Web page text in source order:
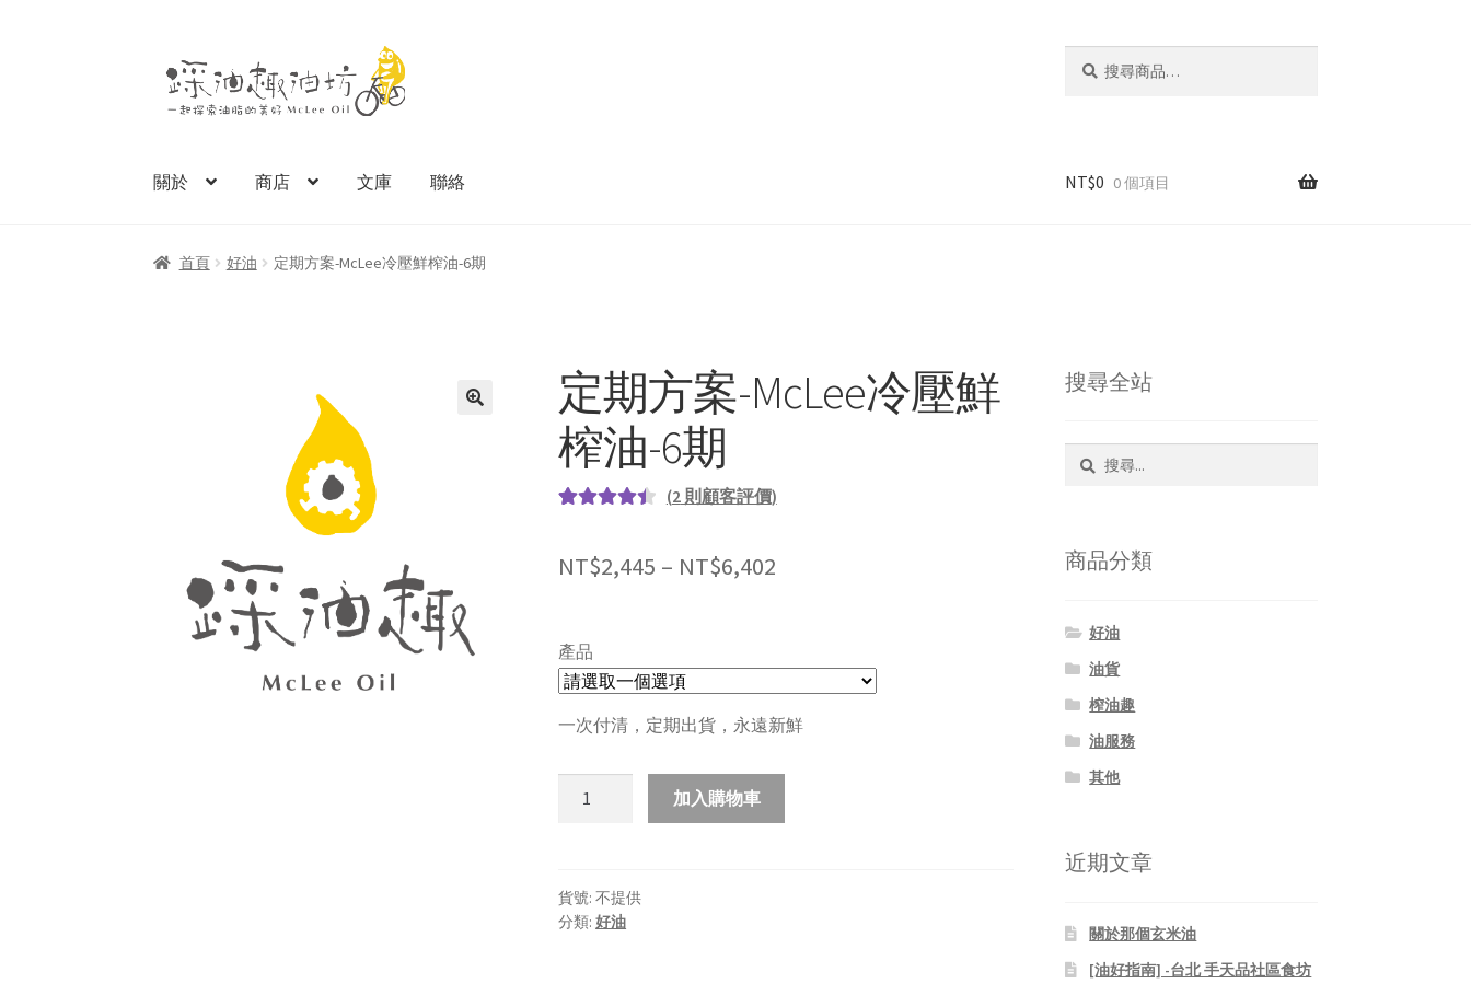
至
導
至
主
容
關於 商店 文庫 聯絡 NT$0 0 個項目
首頁 好油 定期方案-McLee冷壓鮮榨油-6期
定期方案-McLee冷壓鮮
榨油-6期
顧客進行
(2則顧客評價)
NT$2,445 – NT$6,402
產品
McLee
冷
加入購物車
貨號:不提供
分類:好油
搜尋全站
字:
商品分類
好油
油貨
榨油趣
油服務
其他
近期文章
關於那個玄米油
[油好指南] -台北 手天品社區食坊